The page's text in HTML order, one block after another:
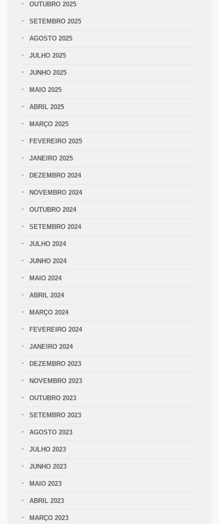
OUTUBRO 2025
SETEMBRO 2025
AGOSTO 2025
JULHO 2025
JUNHO 2025
MAIO 2025
ABRIL 2025
MARÇO 2025
FEVEREIRO 2025
JANEIRO 2025
DEZEMBRO 2024
NOVEMBRO 2024
OUTUBRO 2024
SETEMBRO 2024
JULHO 2024
JUNHO 2024
MAIO 2024
ABRIL 2024
MARÇO 2024
FEVEREIRO 2024
JANEIRO 2024
DEZEMBRO 2023
NOVEMBRO 2023
OUTUBRO 2023
SETEMBRO 2023
AGOSTO 2023
JULHO 2023
JUNHO 2023
MAIO 2023
ABRIL 2023
MARÇO 2023